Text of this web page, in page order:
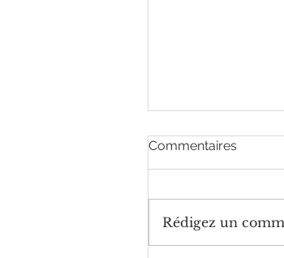
Commentaires
Rédigez un